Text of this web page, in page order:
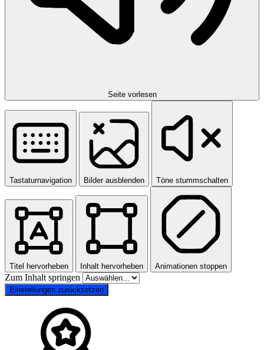
Seite vorlesen
Tastaturnavigation Bilder ausblenden Töne stummschalten
Titel hervorheben Inhalt hervorheben Animationen stoppen
Zum Inhalt springen
Einstellungen zurücksetzen